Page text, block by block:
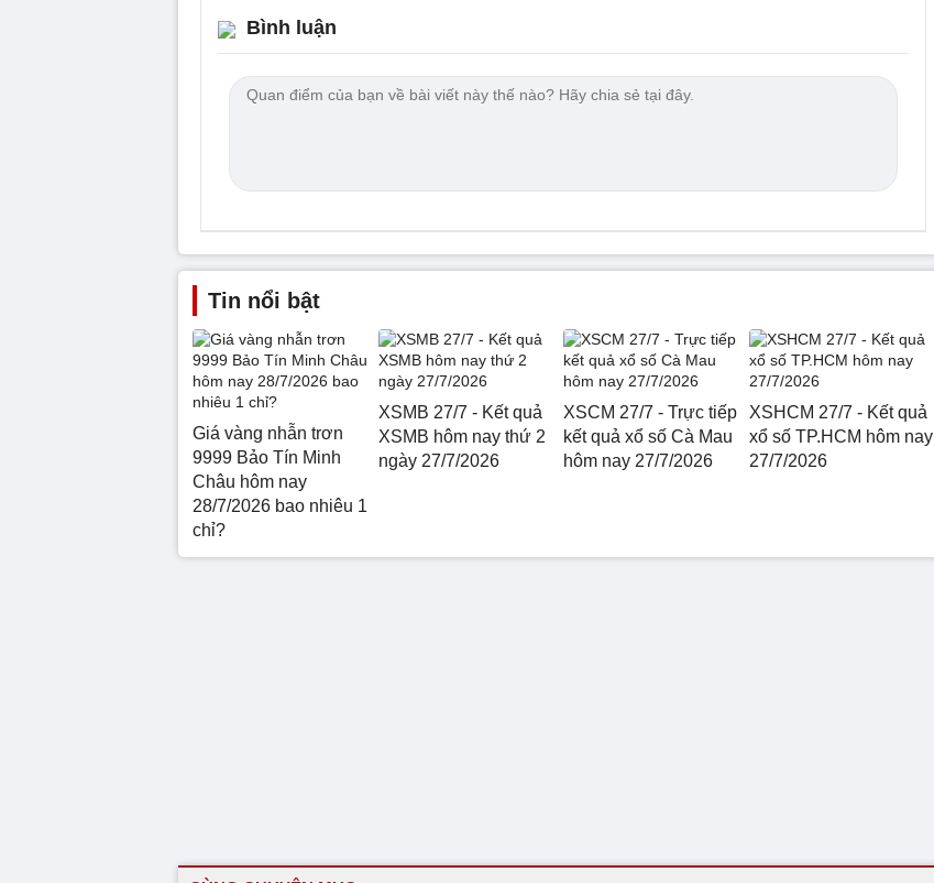
Bình luận
Tin nổi bật
Giá vàng nhẫn trơn
9999 Bảo Tín Minh
Châu hôm nay
28/7/2026 bao nhiêu 1
chỉ?
XSMB 27/7 - Kết quả
XSMB hôm nay thứ 2
ngày 27/7/2026
XSCM 27/7 - Trực tiếp
kết quả xổ số Cà Mau
hôm nay 27/7/2026
XSHCM 27/7 - Kết quả
xổ số TP.HCM hôm nay
27/7/2026